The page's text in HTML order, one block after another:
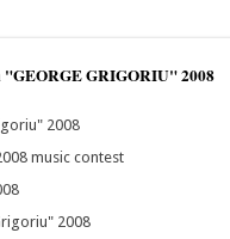
"GEORGE GRIGORIU" 2008
2008
music contest
2008